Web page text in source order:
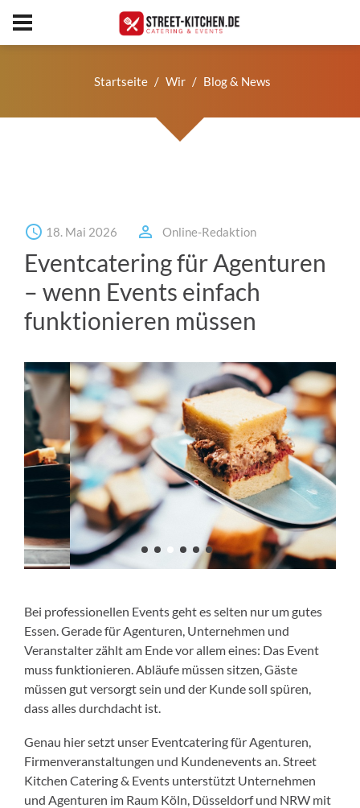
Startseite Wir Blog & News
18. Mai 2026 Online-Redaktion
Eventcatering für Agenturen
– wenn Events einfach
funktionieren müssen
Bei professionellen Events geht es selten nur um gutes
Essen. Gerade für Agenturen, Unternehmen und
Veranstalter zählt am Ende vor allem eines: Das Event
muss funktionieren. Abläufe müssen sitzen, Gäste
müssen gut versorgt sein und der Kunde soll spüren,
dass alles durchdacht ist.
Genau hier setzt unser Eventcatering für Agenturen,
Firmenveranstaltungen und Kundenevents an. Street
Kitchen Catering & Events unterstützt Unternehmen
und Agenturen im Raum Köln, Düsseldorf und NRW mit